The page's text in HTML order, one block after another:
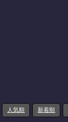
人気順 新着順